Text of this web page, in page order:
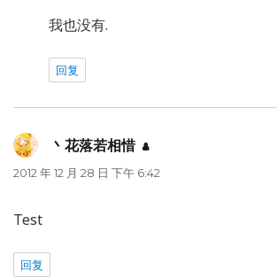
我也没有.
回复
丶花落若相惜 说
道：
2012 年 12 月 28 日 下午 6:42
Test
回复